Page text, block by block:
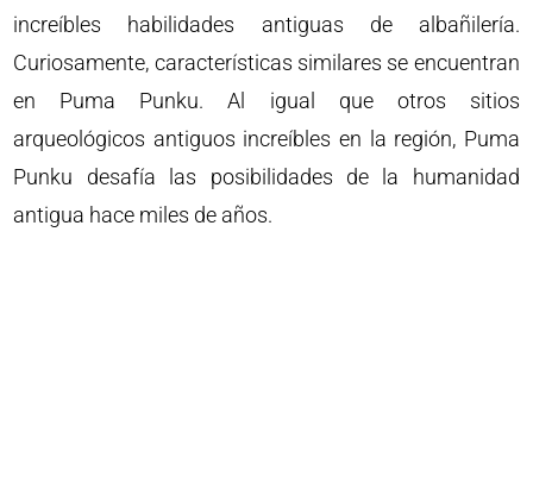
increíbles habilidades antiguas de albañilería.
Curiosamente, características similares se encuentran
en Puma Punku. Al igual que otros sitios
arqueológicos antiguos increíbles en la región, Puma
Punku desafía las posibilidades de la humanidad
antigua hace miles de años.